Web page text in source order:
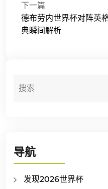
下一篇
德布劳内世界杯对阵英
典瞬间解析
导航
发现2026世界杯